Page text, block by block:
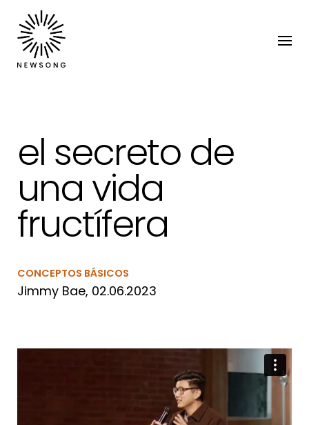
el secreto de
una vida
fructífera
CONCEPTOS BÁSICOS
Jimmy Bae, 02.06.2023